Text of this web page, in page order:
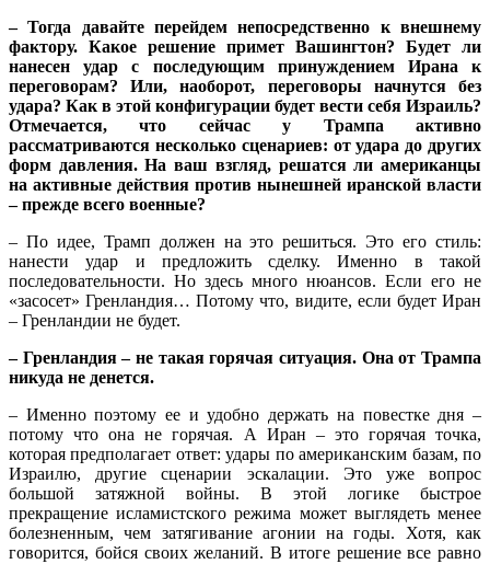
– Тогда давайте перейдем непосредственно к внешнему
фактору. Какое решение примет Вашингтон? Будет ли
нанесен удар с последующим принуждением Ирана к
переговорам? Или, наоборот, переговоры начнутся без
удара? Как в этой конфигурации будет вести себя Израиль?
Отмечается, что сейчас у Трампа активно
рассматриваются несколько сценариев: от удара до других
форм давления. На ваш взгляд, решатся ли американцы
на активные действия против нынешней иранской власти
– прежде всего военные?
– По идее, Трамп должен на это решиться. Это его стиль:
нанести удар и предложить сделку. Именно в такой
последовательности. Но здесь много нюансов. Если его не
«засосет» Гренландия… Потому что, видите, если будет Иран
– Гренландии не будет.
– Гренландия – не такая горячая ситуация. Она от Трампа
никуда не денется.
– Именно поэтому ее и удобно держать на повестке дня –
потому что она не горячая. А Иран – это горячая точка,
которая предполагает ответ: удары по американским базам, по
Израилю, другие сценарии эскалации. Это уже вопрос
большой затяжной войны. В этой логике быстрое
прекращение исламистского режима может выглядеть менее
болезненным, чем затягивание агонии на годы. Хотя, как
говорится, бойся своих желаний. В итоге решение все равно